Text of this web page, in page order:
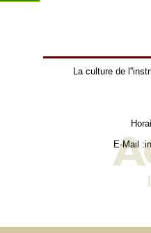
La culture de
E-Mail :